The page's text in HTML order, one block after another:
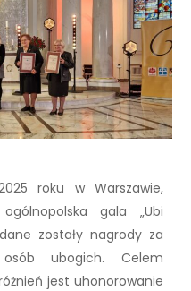
roku w Warszawie,
gala „Ubi
zostały nagrody za
ubogich. Celem
jest uhonorowanie